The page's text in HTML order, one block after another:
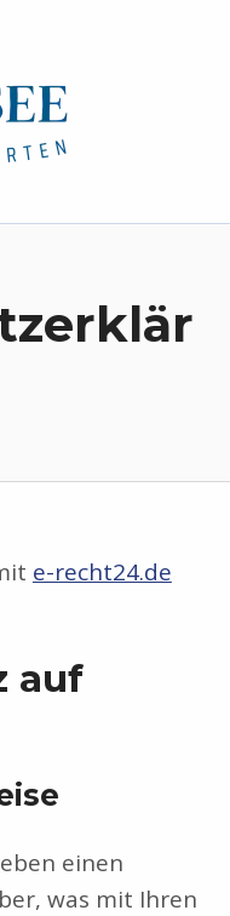
e-recht24.de
auf
einen
was mit Ihren